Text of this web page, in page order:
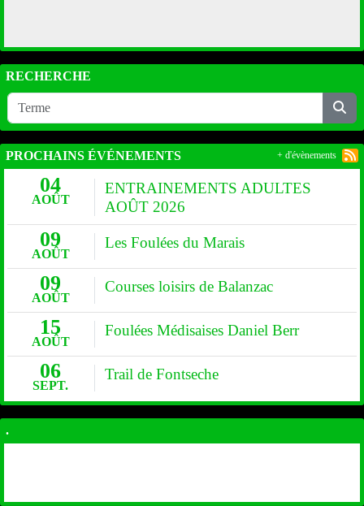
RECHERCHE
PROCHAINS ÉVÉNEMENTS
04
AOÛT
ENTRAINEMENTS ADULTES
AOÛT 2026
09
AOÛT
Les Foulées du Marais
09
AOÛT
Courses loisirs de Balanzac
15
AOÛT
Foulées Médisaises Daniel Berr
06
SEPT.
Trail de Fontseche
+ d'évènements
.